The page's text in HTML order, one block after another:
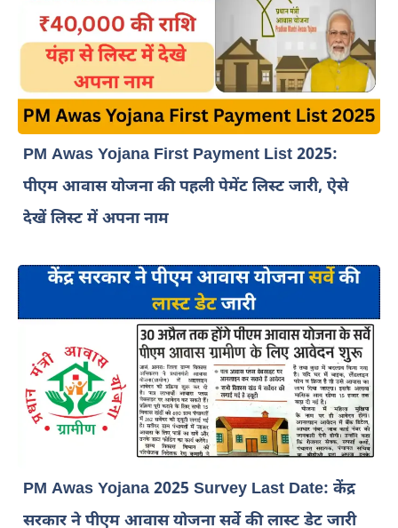
PM Awas Yojana First Payment List 2025:
पीएम आवास योजना की पहली पेमेंट लिस्ट जारी, ऐसे
देखें लिस्ट में अपना नाम
PM Awas Yojana 2025 Survey Last Date: केंद्र
सरकार ने पीएम आवास योजना सर्वे की लास्ट डेट जारी